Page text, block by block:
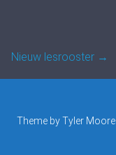
Nieuw lesrooster →
Theme byTyler Moore